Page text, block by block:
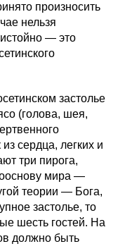
произносить
нельзя
— это
застолье
(голова, шея,
сердца, легких и
три пирога,
мира —
теории — Бога,
застолье, то
шесть гостей. На
должно быть